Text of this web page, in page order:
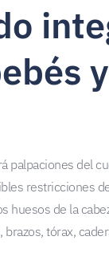
y
palpaciones del
restricciones
huesos de la
brazos, tórax,